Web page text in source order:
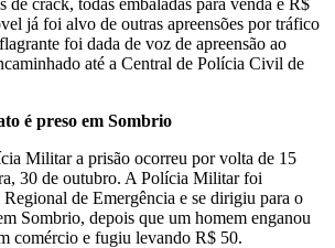
já foi alvo de outras apreensões por tráfico
foi dada de voz de apreensão ao
até a Central de Polícia Civil de
é preso em Sombrio
Militar a prisão ocorreu por volta de 15
30 de outubro. A Polícia Militar foi
de Emergência e se dirigiu para o
Sombrio, depois que um homem enganou
comércio e fugiu levando R$ 50.